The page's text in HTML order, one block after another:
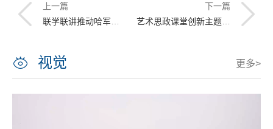
上一篇
联学联讲推动哈军工精神融入育人体系
下一篇
艺术思政课堂创新主题教育学习形式
视觉 更多>